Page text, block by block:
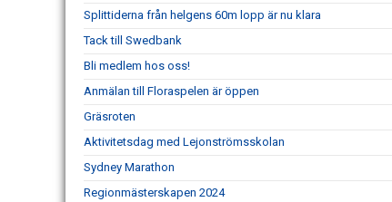
Splittiderna från helgens 60m lopp är nu klara
Tack till Swedbank
Bli medlem hos oss!
Anmälan till Floraspelen är öppen
Gräsroten
Aktivitetsdag med Lejonströmsskolan
Sydney Marathon
Regionmästerskapen 2024